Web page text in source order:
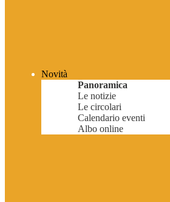
Novità
Panoramica
Le notizie
Le circolari
Calendario eventi
Albo online